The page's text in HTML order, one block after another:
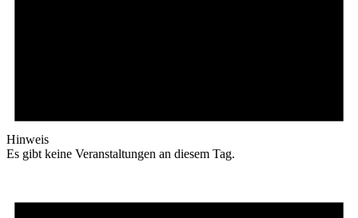
Hinweis
Es gibt keine Veranstaltungen an diesem Tag.